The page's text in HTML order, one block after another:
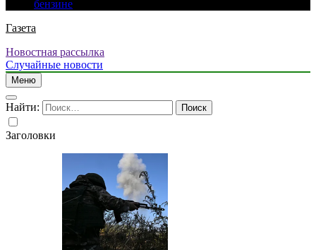
бензине
Газета
Новостная рассылка
Случайные новости
Меню
Найти:
Заголовки